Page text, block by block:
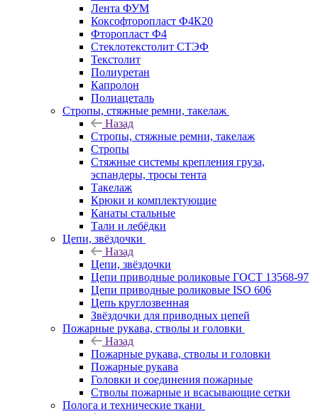
Лента ФУМ
Коксофторопласт Ф4К20
Фторопласт Ф4
Стеклотекстолит СТЭФ
Текстолит
Полиуретан
Капролон
Полиацеталь
Стропы, стяжные ремни, такелаж
Назад
Стропы, стяжные ремни, такелаж
Стропы
Стяжные системы крепления груза,
эспандеры, тросы тента
Такелаж
Крюки и комплектующие
Канаты стальные
Тали и лебёдки
Цепи, звёздочки
Назад
Цепи, звёздочки
Цепи приводные роликовые ГОСТ 13568-97
Цепи приводные роликовые ISO 606
Цепь круглозвенная
Звёздочки для приводных цепей
Пожарные рукава, стволы и головки
Назад
Пожарные рукава, стволы и головки
Пожарные рукава
Головки и соединения пожарные
Стволы пожарные и всасывающие сетки
Полога и технические ткани